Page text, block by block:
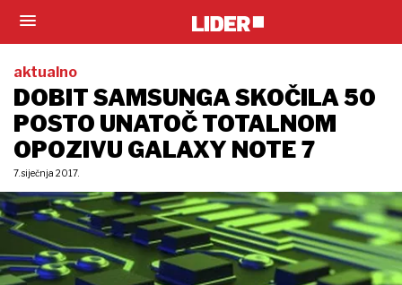
aktualno
DOBIT SAMSUNGA SKOČILA 50
POSTO UNATOČ TOTALNOM
OPOZIVU GALAXY NOTE 7
7. siječnja 2017.